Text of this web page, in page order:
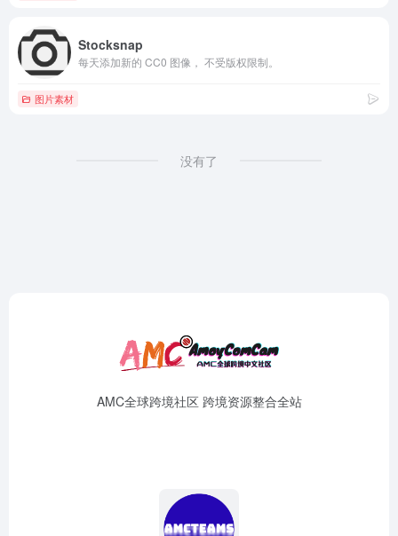
Stocksnap
每天添加新的 CC0 图像， 不受版权限制。
图片素材
没有了
AMC全球跨境社区 跨境资源整合全站